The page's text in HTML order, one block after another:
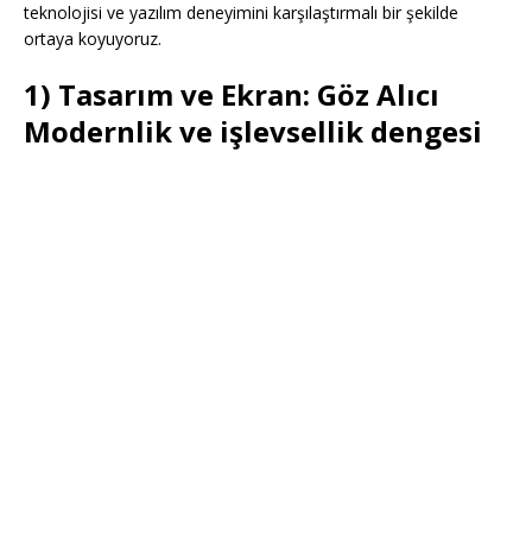
teknolojisi ve yazılım deneyimini karşılaştırmalı bir şekilde
ortaya koyuyoruz.
1) Tasarım ve Ekran: Göz Alıcı
Modernlik ve işlevsellik dengesi